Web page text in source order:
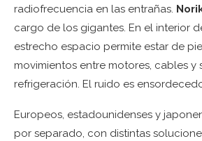
radiofrecuencia en las entrañas.
cargo de los gigantes. En el interior
estrecho espacio permite estar de
movimientos entre motores, cables y
refrigeración. El ruido es
Europeos, estadounidenses y
por separado, con distintas